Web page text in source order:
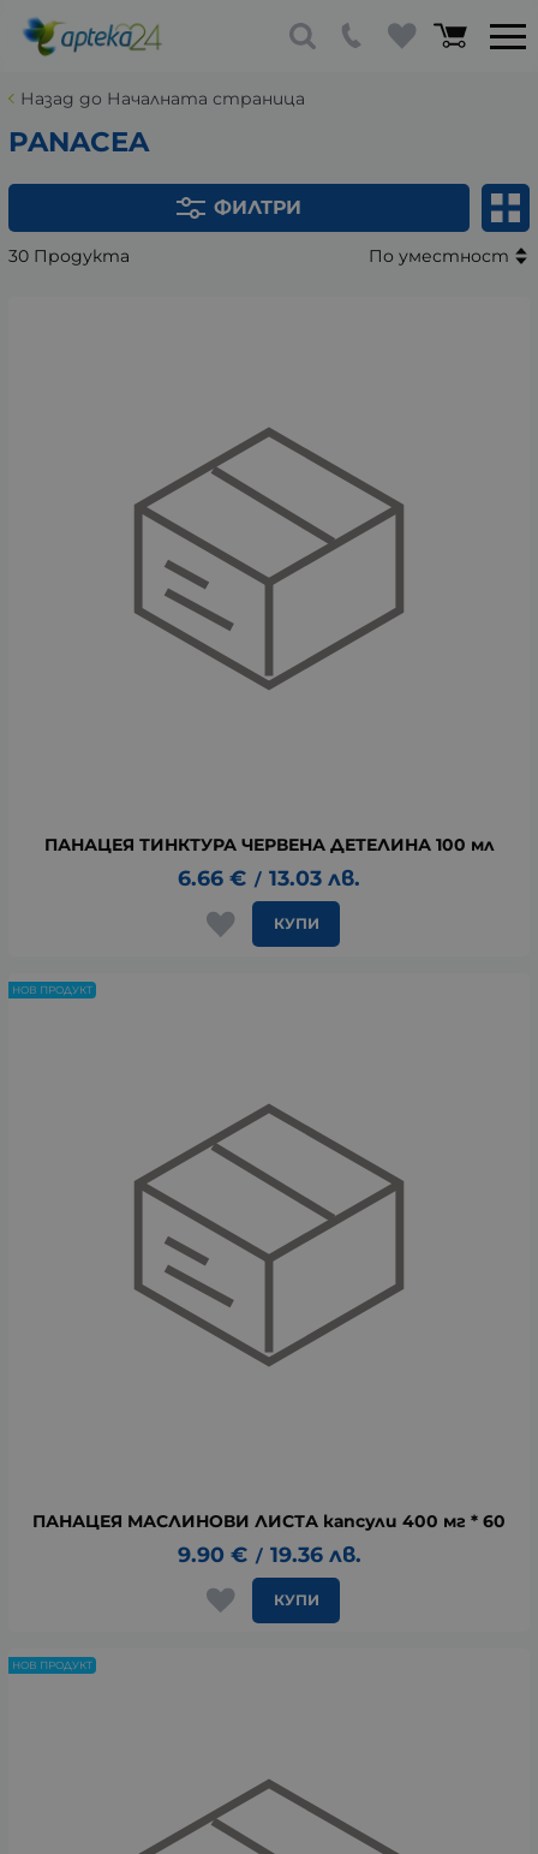
Назад до Началната страница
PANACEA
ФИЛТРИ
30 Продукта По уместност
ПАНАЦЕЯ ТИНКТУРА ЧЕРВЕНА ДЕТЕЛИНА 100 мл
6.66 € / 13.03 лв.
КУПИ
ПАНАЦЕЯ МАСЛИНОВИ ЛИСТА капсули 400 мг * 60
9.90 € / 19.36 лв.
КУПИ
НОВ ПРОДУКТ
НОВ ПРОДУКТ